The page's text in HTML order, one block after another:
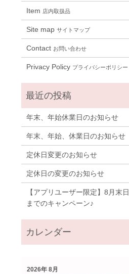
Item 店内取扱品
Site map サイトマップ
Contact お問い合わせ
Privacy Policy プライバシーポリシー
年末、年始休業日のお知らせ
年末、年始、休業日のお知らせ
定休日変更のお知らせ
定休日の変更のお知らせ
【アプリユーザー限定】8月末日
までのキャンペーン♪
2026年 8月